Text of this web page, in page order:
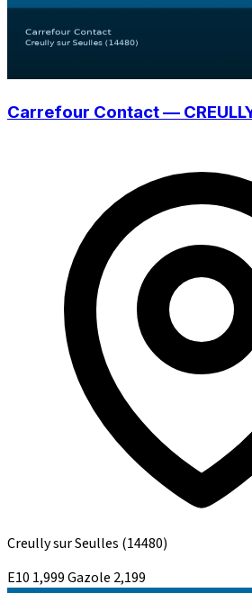
Carrefour Contact — CREULLY
Creully sur Seulles (14480)
E10 1,999Gazole 2,199